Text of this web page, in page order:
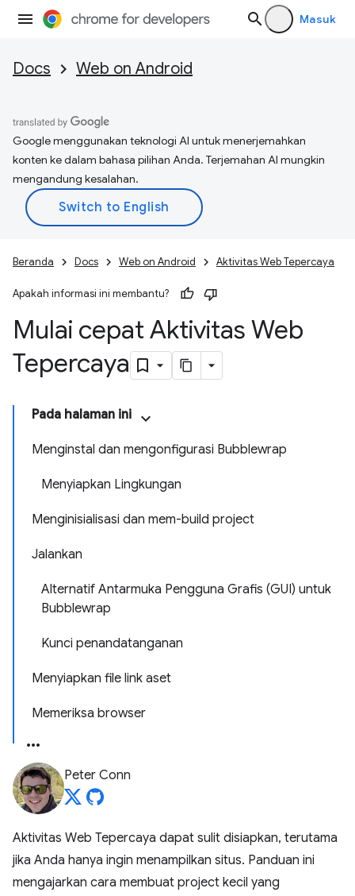
Masuk
Docs Web on Android
Google menggunakan teknologi AI untuk menerjemahkan
konten ke dalam bahasa pilihan Anda. Terjemahan AI mungkin
mengandung kesalahan.
Beranda Docs Web on Android Aktivitas Web Tepercaya
Apakah informasi ini membantu?
Mulai cepat Aktivitas Web
Tepercaya
Pada halaman ini
Menginstal dan mengonfigurasi Bubblewrap
Menyiapkan Lingkungan
Menginisialisasi dan mem-build project
Jalankan
Alternatif Antarmuka Pengguna Grafis (GUI) untuk
Bubblewrap
Kunci penandatanganan
Menyiapkan file link aset
Memeriksa browser
Peter Conn
Aktivitas Web Tepercaya dapat sulit disiapkan, terutama
jika Anda hanya ingin menampilkan situs. Panduan ini
mengajarkan cara membuat project kecil yang